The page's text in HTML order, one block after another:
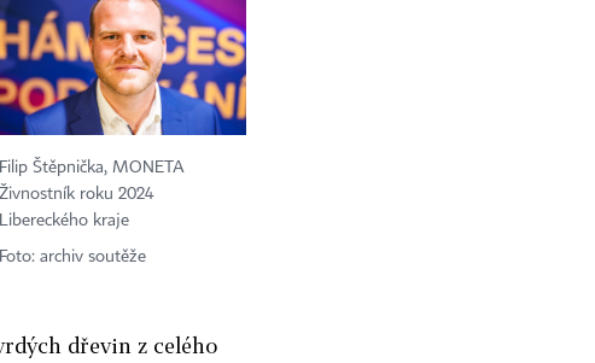
Filip Štěpnička, MONETA
Živnostník roku 2024
Libereckého kraje
Foto: archiv soutěže
dřevin z celého